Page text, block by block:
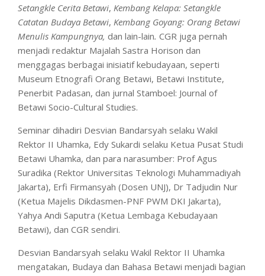
Setangkle Cerita Betawi, Kembang Kelapa: Setangkle
Catatan Budaya Betawi, Kembang Goyang: Orang Betawi
Menulis Kampungnya, dan lain-lain. CGR juga pernah
menjadi redaktur Majalah Sastra Horison dan
menggagas berbagai inisiatif kebudayaan, seperti
Museum Etnografi Orang Betawi, Betawi Institute,
Penerbit Padasan, dan jurnal Stamboel: Journal of
Betawi Socio-Cultural Studies.
Seminar dihadiri Desvian Bandarsyah selaku Wakil
Rektor II Uhamka, Edy Sukardi selaku Ketua Pusat Studi
Betawi Uhamka, dan para narasumber: Prof Agus
Suradika (Rektor Universitas Teknologi Muhammadiyah
Jakarta), Erfi Firmansyah (Dosen UNJ), Dr Tadjudin Nur
(Ketua Majelis Dikdasmen-PNF PWM DKI Jakarta),
Yahya Andi Saputra (Ketua Lembaga Kebudayaan
Betawi), dan CGR sendiri.
Desvian Bandarsyah selaku Wakil Rektor II Uhamka
mengatakan, Budaya dan Bahasa Betawi menjadi bagian